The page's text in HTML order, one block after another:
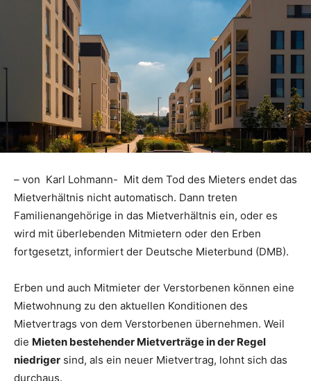
– von Karl Lohmann- Mit dem Tod des Mieters endet das
Mietverhältnis nicht automatisch. Dann treten
Familienangehörige in das Mietverhältnis ein, oder es
wird mit überlebenden Mitmietern oder den Erben
fortgesetzt, informiert der Deutsche Mieterbund (DMB).
Erben und auch Mitmieter der Verstorbenen können eine
Mietwohnung zu den aktuellen Konditionen des
Mietvertrags von dem Verstorbenen übernehmen. Weil
die Mieten bestehender Mietverträge in der Regel
niedriger sind, als ein neuer Mietvertrag, lohnt sich das
durchaus.